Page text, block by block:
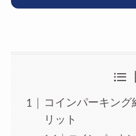
コインパーキング
リット